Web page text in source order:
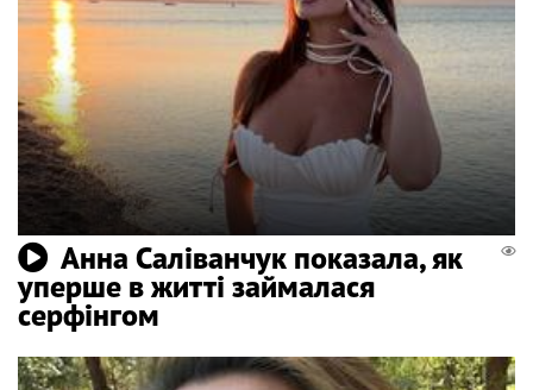
Анна Саліванчук показала, як
уперше в житті займалася
серфінгом